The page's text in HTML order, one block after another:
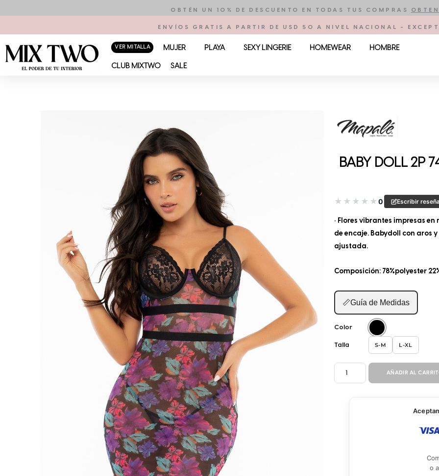
contenido
OBTÉN UN 10% DE DESCUENTO EN TODAS TUS COMPRAS
ENVÍOS GRATIS A PARTIR DE USD 50 A NIVEL NACIONAL -
VER MI TALLA MUJER PLAYA SEXY LINGERIE HOMEWEAR HOMBRE
CLUB MIXTWO SALE
BABY DOLL 2P
★ ★ ★ ★ ★0 Escribir
• Flores vibrantes impresas
de encaje. Babydoll con aros
ajustada.
Composición: 78%polyester
📏Guía de Medidas
Color
Talla S-M L-XL
BABY
DOLL
2P
AÑADIR AL
o a